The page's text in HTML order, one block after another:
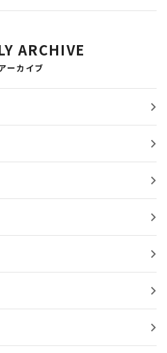
ARCHIVE
ーカイブ